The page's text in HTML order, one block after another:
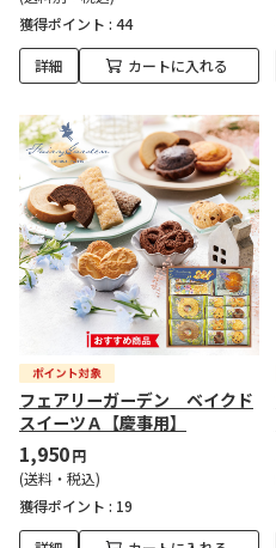
獲得ポイント : 44
詳細 カートに入れる
フェアリーガーデン ベイクド
スイーツＡ【慶事用】
1,950円
(送料・税込)
獲得ポイント : 19